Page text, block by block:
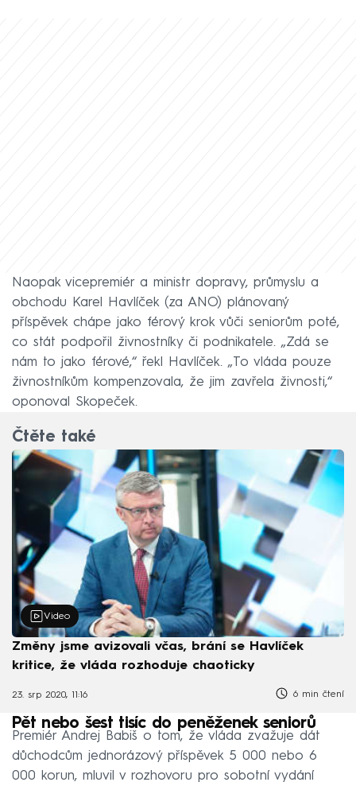
Naopak vicepremiér a ministr dopravy, průmyslu a
obchodu Karel Havlíček (za ANO) plánovaný
příspěvek chápe jako férový krok vůči seniorům poté,
co stát podpořil živnostníky či podnikatele. „Zdá se
nám to jako férové,“ řekl Havlíček. „To vláda pouze
živnostníkům kompenzovala, že jim zavřela živnosti,“
oponoval Skopeček.
Čtěte také
Video
Změny jsme avizovali včas, brání se Havlíček
kritice, že vláda rozhoduje chaoticky
23. srp 2020, 11:16 6 min čtení
Pět nebo šest tisíc do peněženek seniorů
Premiér Andrej Babiš o tom, že vláda zvažuje dát
důchodcům jednorázový příspěvek 5 000 nebo 6
000 korun, mluvil v rozhovoru pro sobotní vydání